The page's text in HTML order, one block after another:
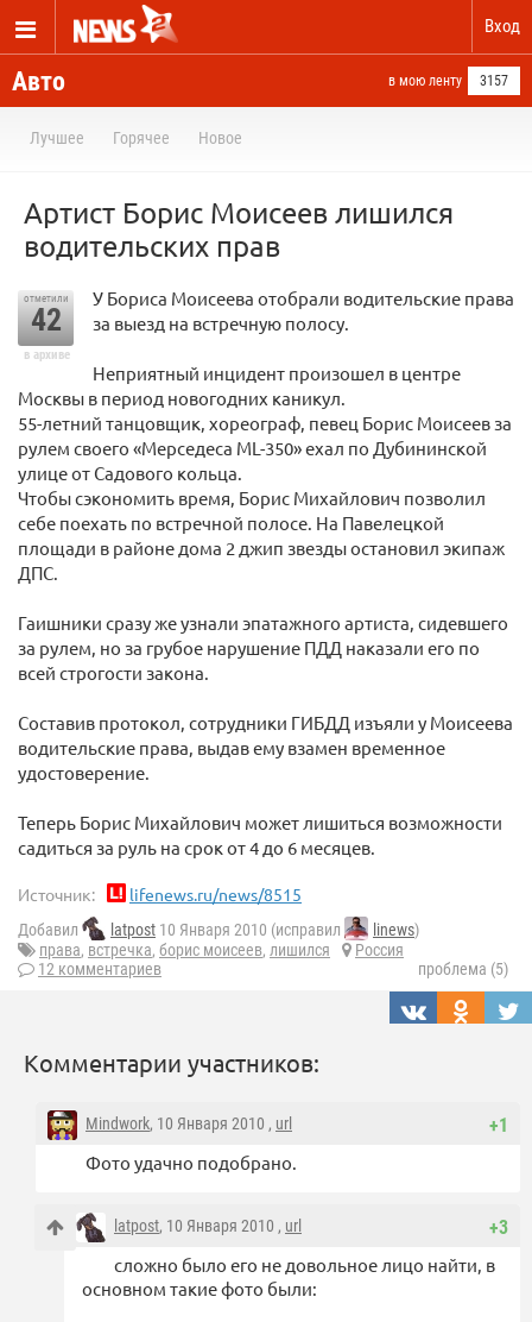
Вход
Авто в мою ленту 3157
Лучшее Горячее Новое
Артист Борис Моисеев лишился
водительских прав
отметили
42
в архиве
У Бориса Моисеева отобрали водительские права
за выезд на встречную полосу.
Неприятный инцидент произошел в центре
Москвы в период новогодних каникул.
55-летний танцовщик, хореограф, певец Борис Моисеев за
рулем своего «Мерседеса ML-350» ехал по Дубининской
улице от Садового кольца.
Чтобы сэкономить время, Борис Михайлович позволил
себе поехать по встречной полосе. На Павелецкой
площади в районе дома 2 джип звезды остановил экипаж
ДПС.
Гаишники сразу же узнали эпатажного артиста, сидевшего
за рулем, но за грубое нарушение ПДД наказали его по
всей строгости закона.
Составив протокол, сотрудники ГИБДД изъяли у Моисеева
водительские права, выдав ему взамен временное
удостоверение.
Теперь Борис Михайлович может лишиться возможности
садиться за руль на срок от 4 до 6 месяцев.
Источник: lifenews.ru/news/8515
Добавил latpost 10 Января 2010 (исправил linews)
права, встречка, борис моисеев, лишился
Россия
12 комментариев
проблема (5)
Комментарии участников:
+1
Mindwork, 10 Января 2010 , url
Фото удачно подобрано.
+3
latpost, 10 Января 2010 , url
сложно было его не довольное лицо найти, в
основном такие фото были: